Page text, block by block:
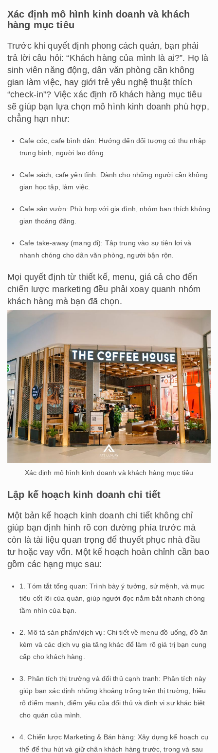
Xác định mô hình kinh doanh và khách
hàng mục tiêu
Trước khi quyết định phong cách quán, bạn phải
trả lời câu hỏi: “Khách hàng của mình là ai?”. Họ là
sinh viên năng động, dân văn phòng cần không
gian làm việc, hay giới trẻ yêu nghệ thuật thích
“check-in”? Việc xác định rõ khách hàng mục tiêu
sẽ giúp bạn lựa chọn mô hình kinh doanh phù hợp,
chẳng hạn như:
Cafe cóc, cafe bình dân: Hướng đến đối tượng có thu nhập
trung bình, người lao động.
Cafe sách, cafe yên tĩnh: Dành cho những người cần không
gian học tập, làm việc.
Cafe sân vườn: Phù hợp với gia đình, nhóm bạn thích không
gian thoáng đãng.
Cafe take-away (mang đi): Tập trung vào sự tiện lợi và
nhanh chóng cho dân văn phòng, người bận rộn.
Mọi quyết định từ thiết kế, menu, giá cả cho đến
chiến lược marketing đều phải xoay quanh nhóm
khách hàng mà bạn đã chọn.
Xác định mô hình kinh doanh và khách hàng mục tiêu
Lập kế hoạch kinh doanh chi tiết
Một bản kế hoạch kinh doanh chi tiết không chỉ
giúp bạn định hình rõ con đường phía trước mà
còn là tài liệu quan trọng để thuyết phục nhà đầu
tư hoặc vay vốn. Một kế hoạch hoàn chỉnh cần bao
gồm các hạng mục sau:
1. Tóm tắt tổng quan: Trình bày ý tưởng, sứ mệnh, và mục
tiêu cốt lõi của quán, giúp người đọc nắm bắt nhanh chóng
tầm nhìn của bạn.
2. Mô tả sản phẩm/dịch vụ: Chi tiết về menu đồ uống, đồ ăn
kèm và các dịch vụ gia tăng khác để làm rõ giá trị bạn cung
cấp cho khách hàng.
3. Phân tích thị trường và đối thủ cạnh tranh: Phân tích này
giúp bạn xác định những khoảng trống trên thị trường, hiểu
rõ điểm mạnh, điểm yếu của đối thủ và định vị sự khác biệt
cho quán của mình.
4. Chiến lược Marketing & Bán hàng: Xây dựng kế hoạch cụ
thể để thu hút và giữ chân khách hàng trước, trong và sau